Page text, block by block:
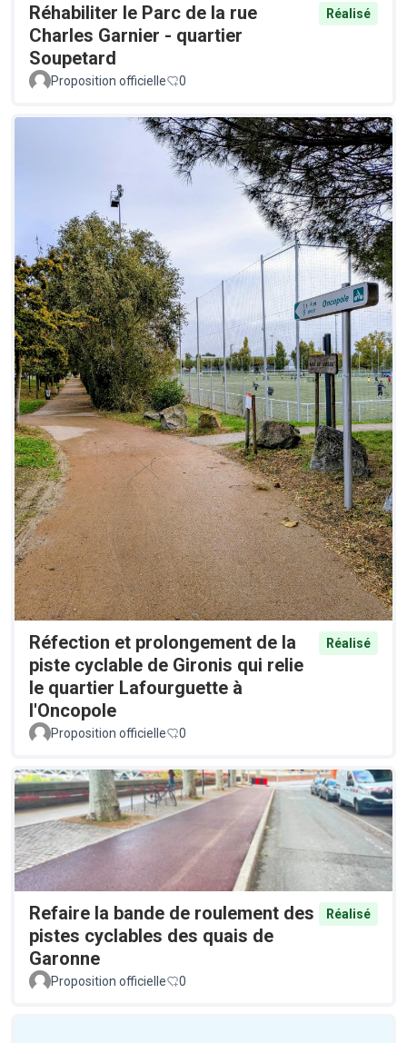
Réhabiliter le Parc de la rue
Charles Garnier - quartier
Soupetard
Réalisé
Proposition officielle 0
Réfection et prolongement de la
piste cyclable de Gironis qui relie
le quartier Lafourguette à
l'Oncopole
Réalisé
Proposition officielle 0
Refaire la bande de roulement des
pistes cyclables des quais de
Garonne
Réalisé
Proposition officielle 0